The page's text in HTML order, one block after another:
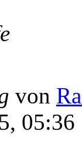
von
05:36